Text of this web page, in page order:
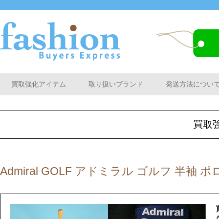
買取強化アイテム 取り扱いブランド 発送方法につい
買取
Admiral GOLF アドミラル ゴルフ 半袖 ポ